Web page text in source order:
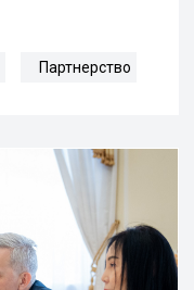
Партнерство